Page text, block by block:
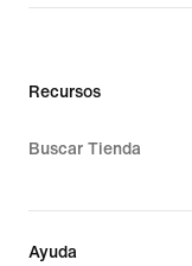
Recursos
Buscar Tienda
Ayuda